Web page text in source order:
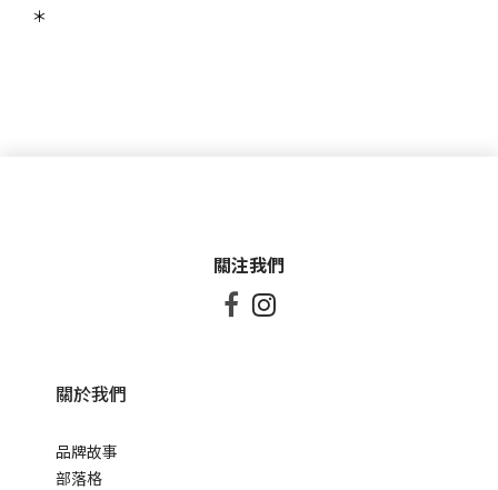
＊
關注我們
 
關於我們
品牌故事
部落格